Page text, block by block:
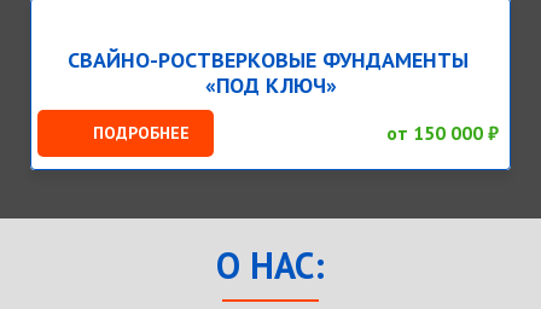
СВАЙНО-РОСТВЕРКОВЫЕ ФУНДАМЕНТЫ
«ПОД КЛЮЧ»
ПОДРОБНЕЕ от 150 000 ₽
О НАС: